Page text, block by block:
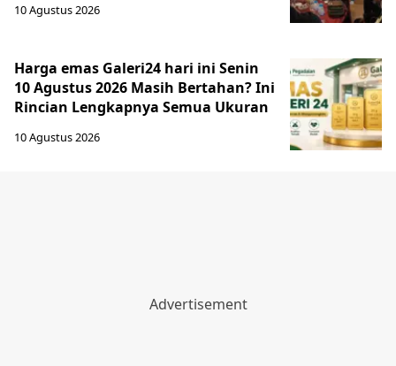
10 Agustus 2026
Harga emas Galeri24 hari ini Senin
10 Agustus 2026 Masih Bertahan? Ini
Rincian Lengkapnya Semua Ukuran
10 Agustus 2026